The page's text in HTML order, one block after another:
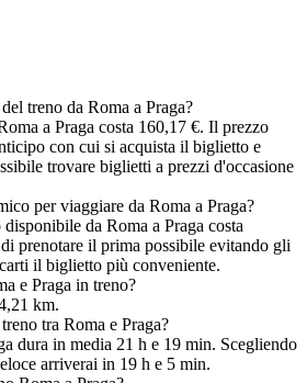
treno da Roma a Praga?
a Praga costa 160,17 €. Il prezzo
con cui si acquista il biglietto e
trovare biglietti a prezzi d'occasione
per viaggiare da Roma a Praga?
da Roma a Praga costa
prenotare il prima possibile evitando gli
il biglietto più conveniente.
e Praga in treno?
km.
tra Roma e Praga?
dura in media 21 h e 19 min. Scegliendo
arriverai in 19 h e 5 min.